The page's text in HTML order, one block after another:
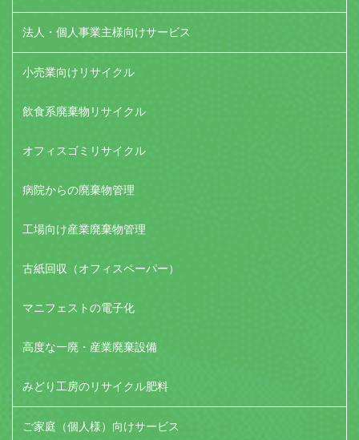
法人・個人事業主様向けサービス
小売業向けリサイクル
飲食系廃棄物リサイクル
オフィスゴミリサイクル
病院からの廃棄物管理
工場向け産業廃棄物管理
古紙回収（オフィスペーパー）
マニフェストの電子化
高度な一廃・産業廃棄設備
みどり工房のリサイクル肥料
ご家庭（個人様）向けサービス